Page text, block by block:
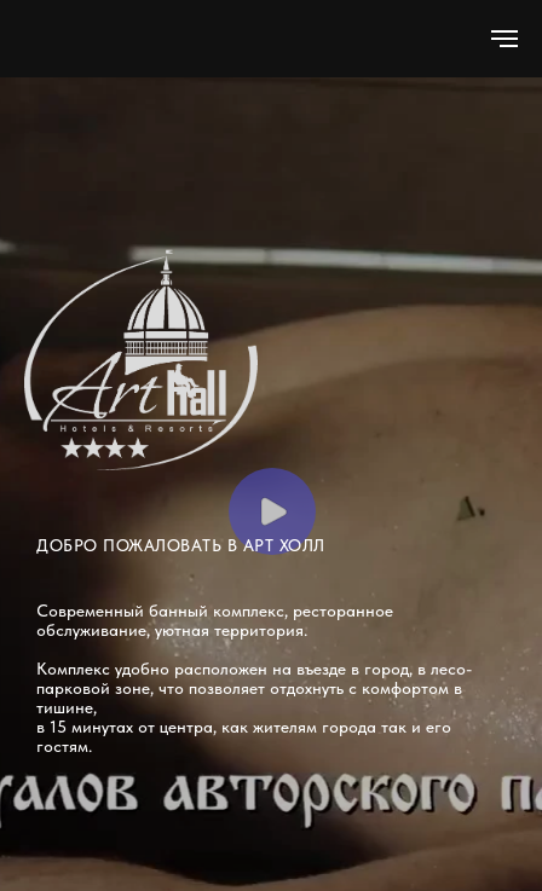
ДОБРО ПОЖАЛОВАТЬ В АРТ ХОЛЛ
Современный банный комплекс, ресторанное
обслуживание, уютная территория.
Комплекс удобно расположен на въезде в город, в лесо-
парковой зоне, что позволяет отдохнуть с комфортом в
тишине,
в 15 минутах от центра, как жителям города так и его
гостям.